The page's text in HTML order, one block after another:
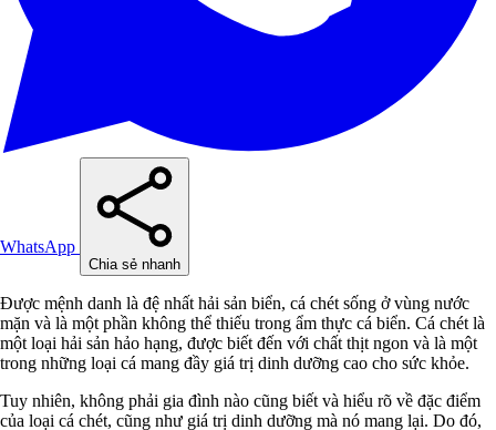
WhatsApp
Chia sẻ nhanh
Được mệnh danh là đệ nhất hải sản biển, cá chét sống ở vùng nước
mặn và là một phần không thể thiếu trong ẩm thực cá biển. Cá chét là
một loại hải sản hảo hạng, được biết đến với chất thịt ngon và là một
trong những loại cá mang đầy giá trị dinh dưỡng cao cho sức khỏe.
Tuy nhiên, không phải gia đình nào cũng biết và hiểu rõ về đặc điểm
của loại cá chét, cũng như giá trị dinh dưỡng mà nó mang lại. Do đó,